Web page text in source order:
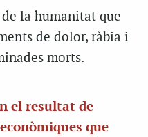
la humanitat que
de dolor, ràbia i
morts.
el resultat de
que